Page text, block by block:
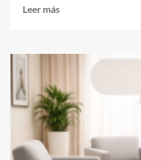
Leer másLeer
A
de
Malvinas:
el